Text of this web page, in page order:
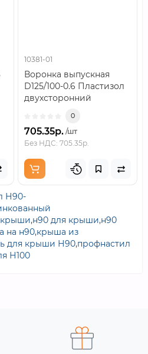
10381-01
Воронка выпускная
D125/100-0.6 Пластизол
двухсторонний
0
705.35р. /шт
Без НДС: 705.35р.
Н90-
крыши,н90 для крыши,н90
на н90,крыша из
для крыши Н90,профнастил
Н100